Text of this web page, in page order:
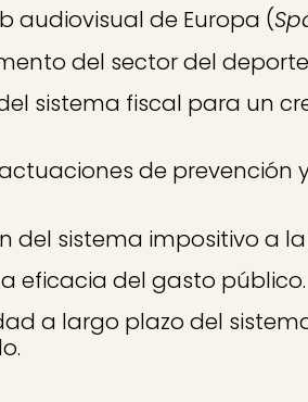
audiovisual de Europa (
del sector del
sistema fiscal para un
de prevención
del sistema impositivo a la
eficacia del gasto público.
a largo plazo del